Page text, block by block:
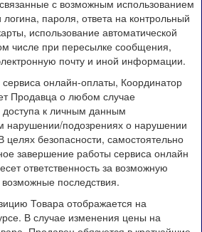
с возможным использованием
пароля, ответа на контрольный
использование автоматической
числе при пересылке сообщения,
почту и иной информации.
онлайн-оплаты, Координатор
Продавца о любом случае
доступа к личным данным
нарушении/подозрениях о нарушении
безопасности, самостоятельно
завершение работы сервиса онлайн
ответственность за возможную
последствия.
Товара отображается на
В случае изменения цены на